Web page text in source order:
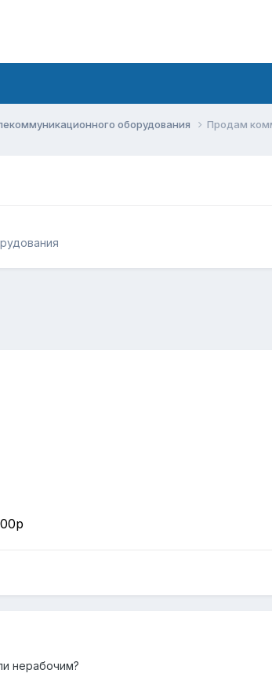
оборудования Продам
нерабочим?